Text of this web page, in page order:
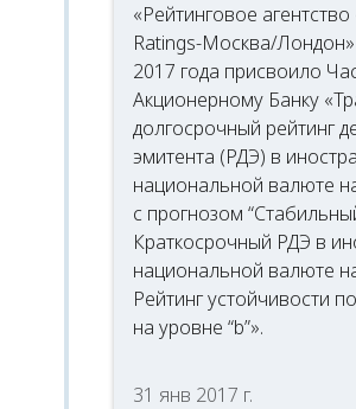
«Рейтинговое агентство
Ratings-Москва/
2017 года присвоило
Акционерному Банку
долгосрочный рейтинг
эмитента (РДЭ) в
национальной валюте
с прогнозом
Краткосрочный РДЭ в
национальной валюте
Рейтинг устойчивости
на уровне “b”».
31 янв 2017 г.